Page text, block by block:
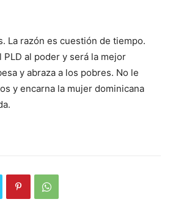
La razón es cuestión de tiempo.
al poder y será la mejor
y abraza a los pobres. No le
y encarna la mujer dominicana